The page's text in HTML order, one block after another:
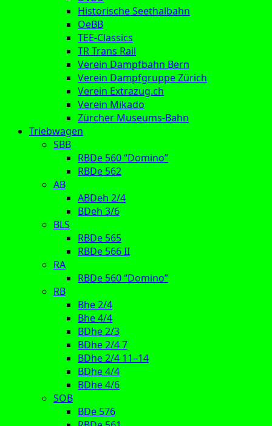
Historische Seethalbahn
OeBB
TEE-Classics
TR Trans Rail
Verein Dampfbahn Bern
Verein Dampfgruppe Zürich
Verein Extrazug.ch
Verein Mikado
Zürcher Museums-Bahn
Triebwagen
SBB
RBDe 560 “Domino”
RBDe 562
AB
ABDeh 2/4
BDeh 3/6
BLS
RBDe 565
RBDe 566 II
RA
RBDe 560 “Domino”
RB
Bhe 2/4
Bhe 4/4
BDhe 2/3
BDhe 2/4 7
BDhe 2/4 11–14
BDhe 4/4
BDhe 4/6
SOB
BDe 576